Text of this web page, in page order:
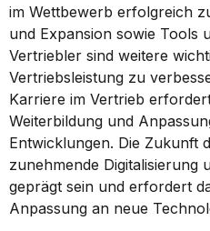
im Wettbewerb erfolgreich
und Expansion sowie Tools
Vertriebler sind weitere
Vertriebsleistung zu
Karriere im Vertrieb
Weiterbildung und
Entwicklungen. Die Zukunft
zunehmende Digitalisierung
geprägt sein und erfordert
Anpassung an neue